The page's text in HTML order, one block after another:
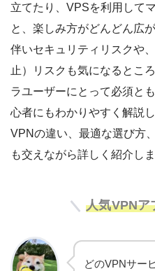
立てたり、VPSを利用して
と、楽しみ方がどんどん広
伴いセキュリティリスクや
止）リスクも気になるとこ
ラユーザーにとって必須と
心者にもわかりやすく解説
VPNの違い、最適な選び方
も交えながら詳しく紹介しま
人気VPNア
どのVPNサー